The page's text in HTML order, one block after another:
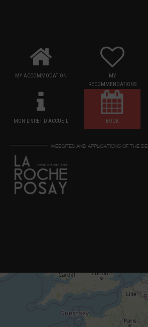
MY ACCOMMODATION
MY
RECOMMENDATIONS
MON LIVRET D'ACCUEIL BOOK
WEBSITES AND APPLICATIONS OF THE